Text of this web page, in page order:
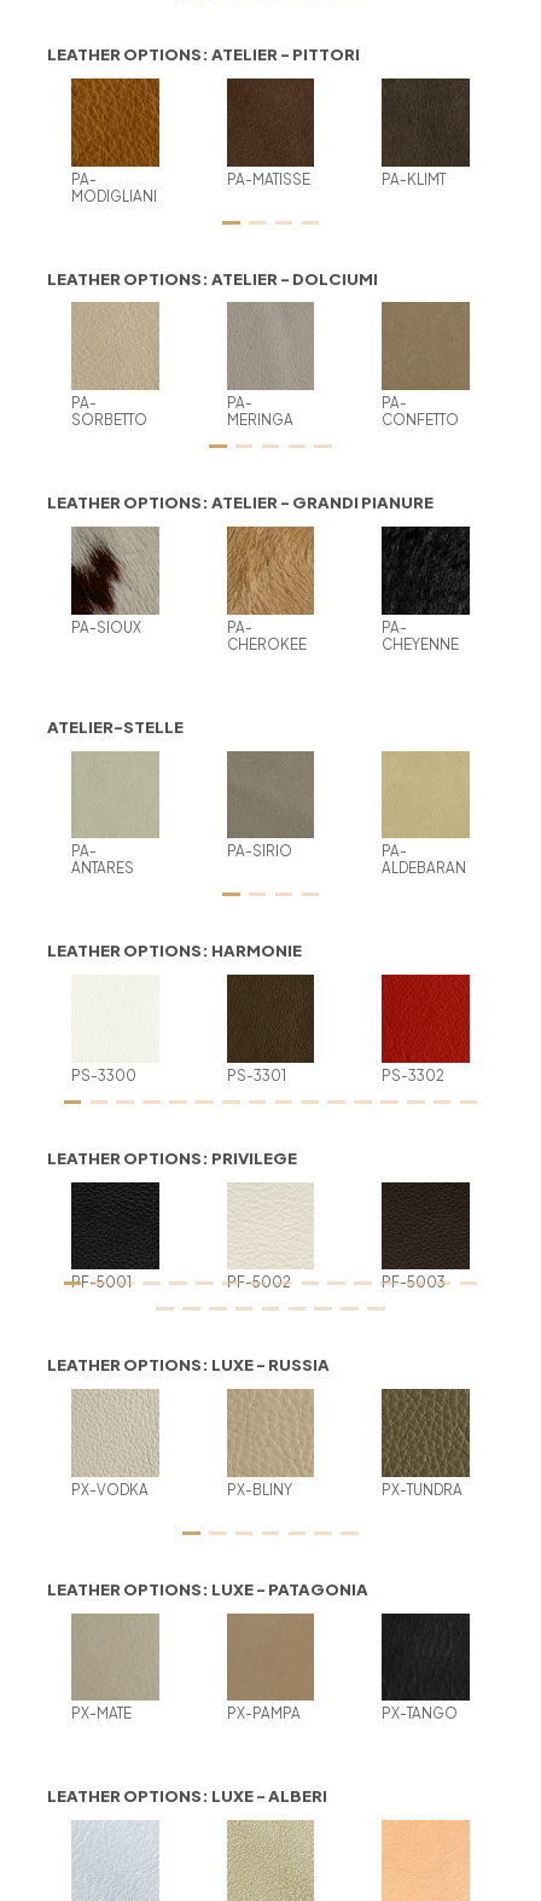
LEATHER OPTIONS: ATELIER - PITTORI
PA-
MODIGLIANI
PA-MATISSE PA-KLIMT
LEATHER OPTIONS: ATELIER - DOLCIUMI
PA-
SORBETTO
PA-
MERINGA
PA-
CONFETTO
LEATHER OPTIONS: ATELIER - GRANDI PIANURE
PA-SIOUX
PA-
CHEROKEE
PA-
CHEYENNE
ATELIER-STELLE
PA-
ANTARES
PA-SIRIO
PA-
ALDEBARAN
LEATHER OPTIONS: HARMONIE
PS-3300 PS-3301 PS-3302
LEATHER OPTIONS: PRIVILEGE
PF-5001 PF-5002 PF-5003
LEATHER OPTIONS: LUXE - RUSSIA
PX-VODKA PX-BLINY PX-TUNDRA
LEATHER OPTIONS: LUXE - PATAGONIA
PX-MATE PX-PAMPA PX-TANGO
LEATHER OPTIONS: LUXE - ALBERI